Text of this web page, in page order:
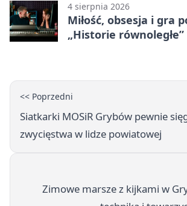
4 sierpnia 2026
Miłość, obsesja i gra
„Historie
<< Poprzedni
Siatkarki MOSiR Grybów pewnie
zwycięstwa w lidze powiatowej
Zimowe marsze z kijkami w